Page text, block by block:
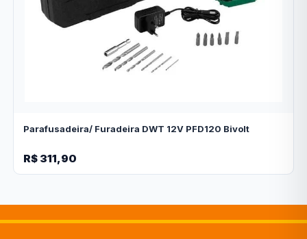
Parafusadeira/ Furadeira DWT 12V PFD120 Bivolt
R$ 311,90